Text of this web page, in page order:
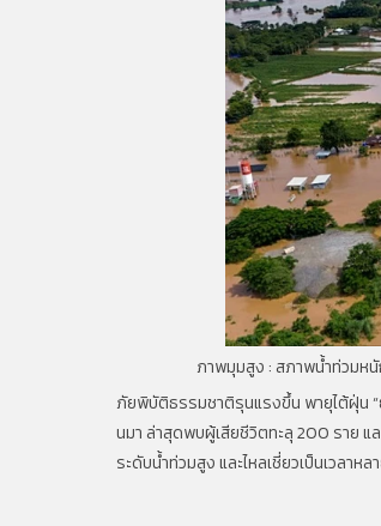
ภาพมุมสูง : สภาพน้ำท่วมหนั
ภัยพิบัติธรรมชาติรุนแรงขึ้น พายุไต้ฝุ่น “
นมา ล่าสุดพบผู้เสียชีวิตทะลุ 200 ราย
ระดับน้ำท่วมสูง และไหลเชี่ยวเป็นเวลา